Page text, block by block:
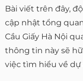
Bài viết trên đây,
cập nhật tổng
Cầu Giấy Hà Nội
thông tin này sẽ
việc tìm hiểu về dự